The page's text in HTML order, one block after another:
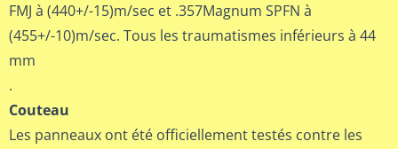
FMJ à (440+/-15)m/sec et .357Magnum SPFN à
(455+/-10)m/sec. Tous les traumatismes inférieurs à 44
mm
.
Couteau
Les panneaux ont été officiellement testés contre les